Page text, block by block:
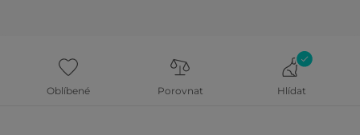
Oblíbené Porovnat Hlídat